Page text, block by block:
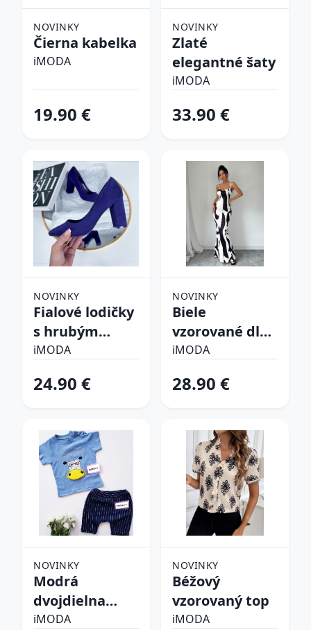
NOVINKY
Čierna kabelka
iMODA
19.90 €
NOVINKY
Zlaté
elegantné šaty
iMODA
33.90 €
NOVINKY
Fialové lodičky
s hrubým
opätkom
iMODA
24.90 €
NOVINKY
Biele
vzorované dlhé
šaty
iMODA
28.90 €
NOVINKY
Modrá
dvojdielna
bavlnená
iMODA
NOVINKY
Béžový
vzorovaný top
iMODA